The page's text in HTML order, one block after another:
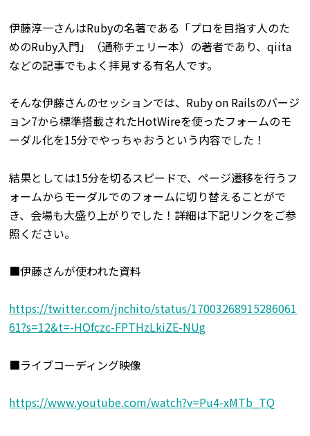
伊藤淳一さんはRubyの名著である「プロを目指す人のた
めのRuby入門」（通称チェリー本）の著者であり、qiita
などの記事でもよく拝見する有名人です。
そんな伊藤さんのセッションでは、Ruby on Railsのバージ
ョン7から標準搭載されたHotWireを使ったフォームのモ
ーダル化を15分でやっちゃおうという内容でした！
結果としては15分を切るスピードで、ページ遷移を行うフ
ォームからモーダルでのフォームに切り替えることがで
き、会場も大盛り上がりでした！詳細は下記リンクをご参
照ください。
■伊藤さんが使われた資料
https://twitter.com/jnchito/status/17003268915286061
61?s=12&t=-HOfczc-FPTHzLkiZE-NUg
■ライブコーディング映像
https://www.youtube.com/watch?v=Pu4-xMTb_TQ